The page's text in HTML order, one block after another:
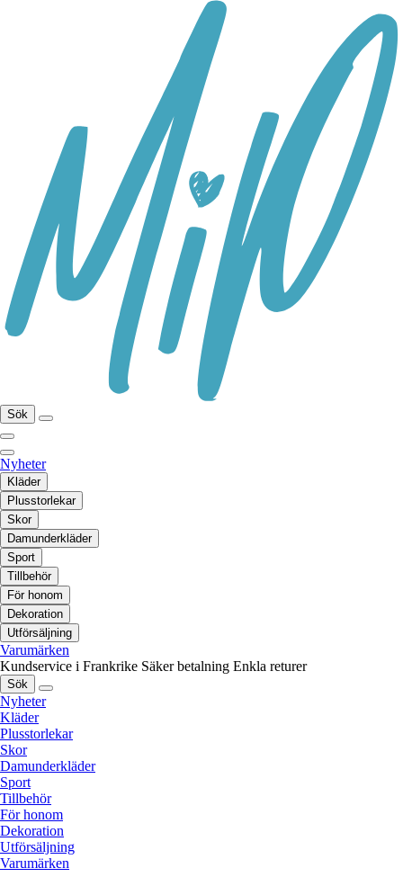
Sök
Nyheter
Kläder
Plusstorlekar
Skor
Damunderkläder
Sport
Tillbehör
För honom
Dekoration
Utförsäljning
Varumärken
Kundservice i Frankrike Säker betalning Enkla returer
Sök
Nyheter
Kläder
Plusstorlekar
Skor
Damunderkläder
Sport
Tillbehör
För honom
Dekoration
Utförsäljning
Varumärken